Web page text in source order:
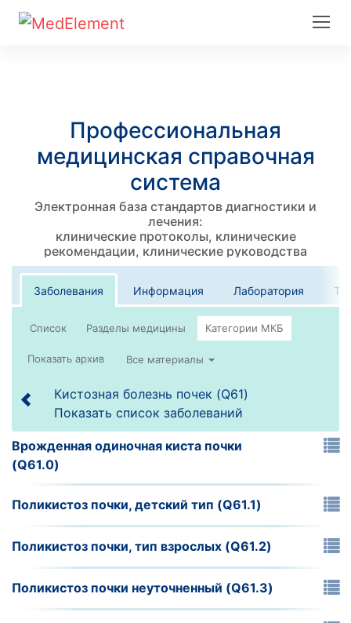
Профессиональная
медицинская справочная
система
Электронная база стандартов диагностики и
лечения:
клинические протоколы, клинические
рекомендации, клинические руководства
Заболевания Информация Лаборатория
Список
Все материалы
Кистозная болезнь почек (Q61)
Показать список заболеваний
Врожденная одиночная киста почки
(Q61.0)
Поликистоз почки, детский тип (Q61.1)
Поликистоз почки, тип взрослых (Q61.2)
Поликистоз почки неуточненный (Q61.3)